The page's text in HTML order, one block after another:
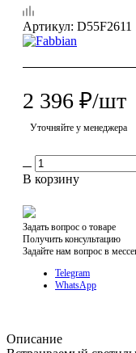
Артикул: D55F2611
2 396 ₽/шт
Уточняйте у менеджера
В корзину
Задать вопрос о товаре
Получить консультацию
Задайте нам вопрос в
Telegram
WhatsApp
Описание